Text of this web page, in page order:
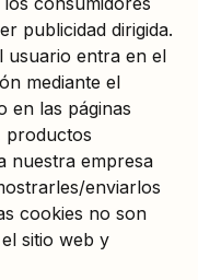
publicidad dirigida.
usuario entra en el
mediante el
en las páginas
productos
nuestra empresa
enviarlos
cookies no son
sitio web y